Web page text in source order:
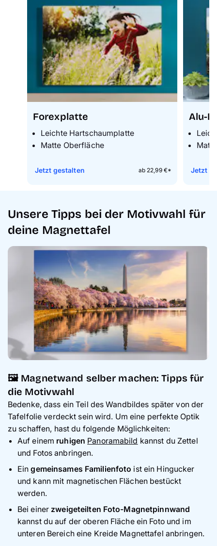
Forexplatte
Leichte Hartschaumplatte
Matte Oberfläche
ab 22,99 €*
Jetzt gestalten
Alu-
Jetzt
Unsere Tipps bei der Motivwahl für
deine Magnettafel
🖼️ Magnetwand selber machen: Tipps für
die Motivwahl
Bedenke, dass ein Teil des Wandbildes später von der
Tafelfolie verdeckt sein wird. Um eine perfekte Optik
zu schaffen, hast du folgende Möglichkeiten:
Auf einem ruhigen Panoramabild kannst du Zettel
und Fotos anbringen.
Eingemeinsames Familienfoto ist ein Hingucker
und kann mit magnetischen Flächen bestückt
werden.
Bei einer zweigeteilten Foto-Magnetpinnwand
kannst du auf der oberen Fläche ein Foto und im
unteren Bereich eine Kreide Magnettafel anbringen.